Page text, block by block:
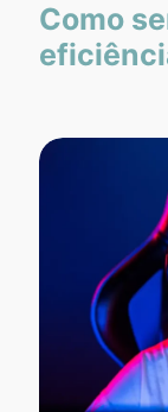
Como